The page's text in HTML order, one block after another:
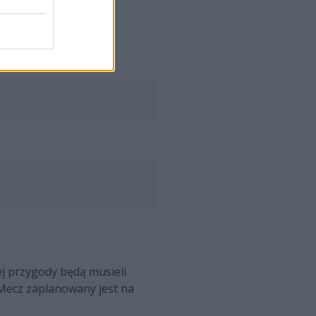
przygody będą musieli
zaplanowany jest na